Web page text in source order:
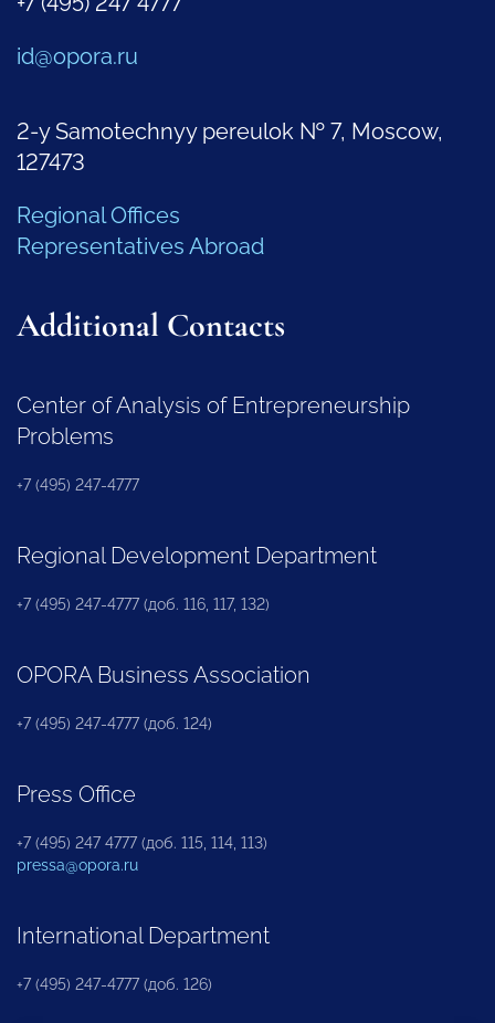
id@opora.ru
2-y Samotechnyy pereulok № 7, Moscow,
127473
Regional Offices
Representatives Abroad
Additional Contacts
Center of Analysis of Entrepreneurship
Problems
+7 (495) 247-4777
Regional Development Department
+7 (495) 247-4777 (доб. 116, 117, 132)
OPORA Business Association
+7 (495) 247-4777 (доб. 124)
Press Office
+7 (495) 247 4777 (доб. 115, 114, 113)
pressa@opora.ru
International Department
+7 (495) 247-4777 (доб. 126)